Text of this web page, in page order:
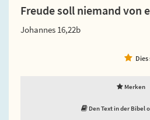
Freude soll niemand von
Johannes 16,22b
Merken
Den Text in der Bibel